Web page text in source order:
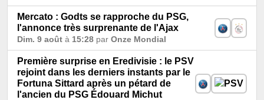
Mercato : Godts se rapproche du PSG,
l'annonce très surprenante de l'Ajax
Dim. 9 août à 15:28 par Onze Mondial
Première surprise en Eredivisie : le PSV
rejoint dans les derniers instants par le
Fortuna Sittard après un pétard de
l'ancien du PSG Édouard Michut